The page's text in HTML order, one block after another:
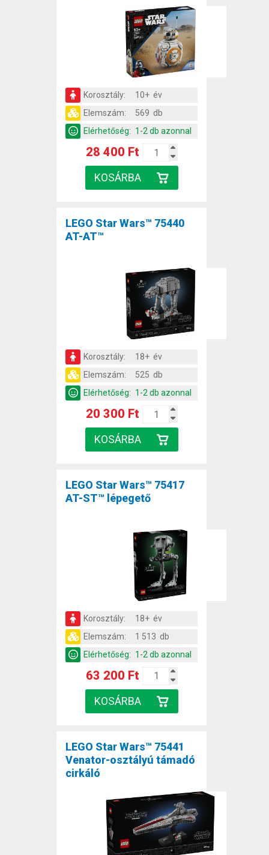
Korosztály:
10+ év
Elemszám:
569 db
Elérhetőség: 1-2 db azonnal
28 400 Ft
LEGO Star Wars™ 75440
AT-AT™
Korosztály:
18+ év
Elemszám:
525 db
Elérhetőség: 1-2 db azonnal
20 300 Ft
LEGO Star Wars™ 75417
AT-ST™ lépegető
Korosztály:
18+ év
Elemszám:
1 513 db
Elérhetőség: 1-2 db azonnal
63 200 Ft
LEGO Star Wars™ 75441
Venator-osztályú támadó
cirkáló